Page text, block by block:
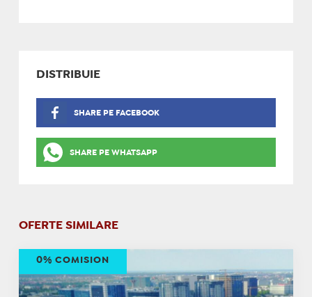
DISTRIBUIE
SHARE PE FACEBOOK
SHARE PE WHATSAPP
OFERTE SIMILARE
0% COMISION